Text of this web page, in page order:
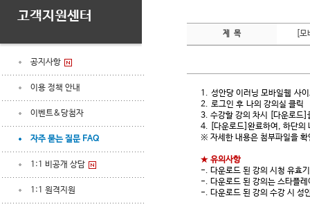
고객지원센터
공지사항
이용 정책 안내
이벤트&당첨자
자주 묻는 질문 FAQ
1:1 비공개 상담
1:1 원격지원
제 목 [
1. 성안당 이러닝 모바일웹
2. 로그인 후 나의 강의실 클릭
3. 수강할 강의 차시 [다운로드]
4. [다운로드]완료하여, 하단의
※ 자세한 내용은 첨부파일을
★ 유의사항
-. 다운로드 된 강의 시청 유효
-. 다운로드 된 강의는 스타플
-. 다운로드 된 강의 수강 시 성